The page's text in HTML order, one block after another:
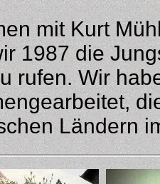
mit Kurt
1987 die
rufen. Wir
Ländern